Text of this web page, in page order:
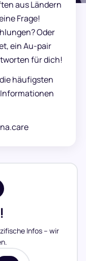
aus Ländern
Frage!
Oder
ein Au-pair
für dich!
häufigsten
Infos – wir